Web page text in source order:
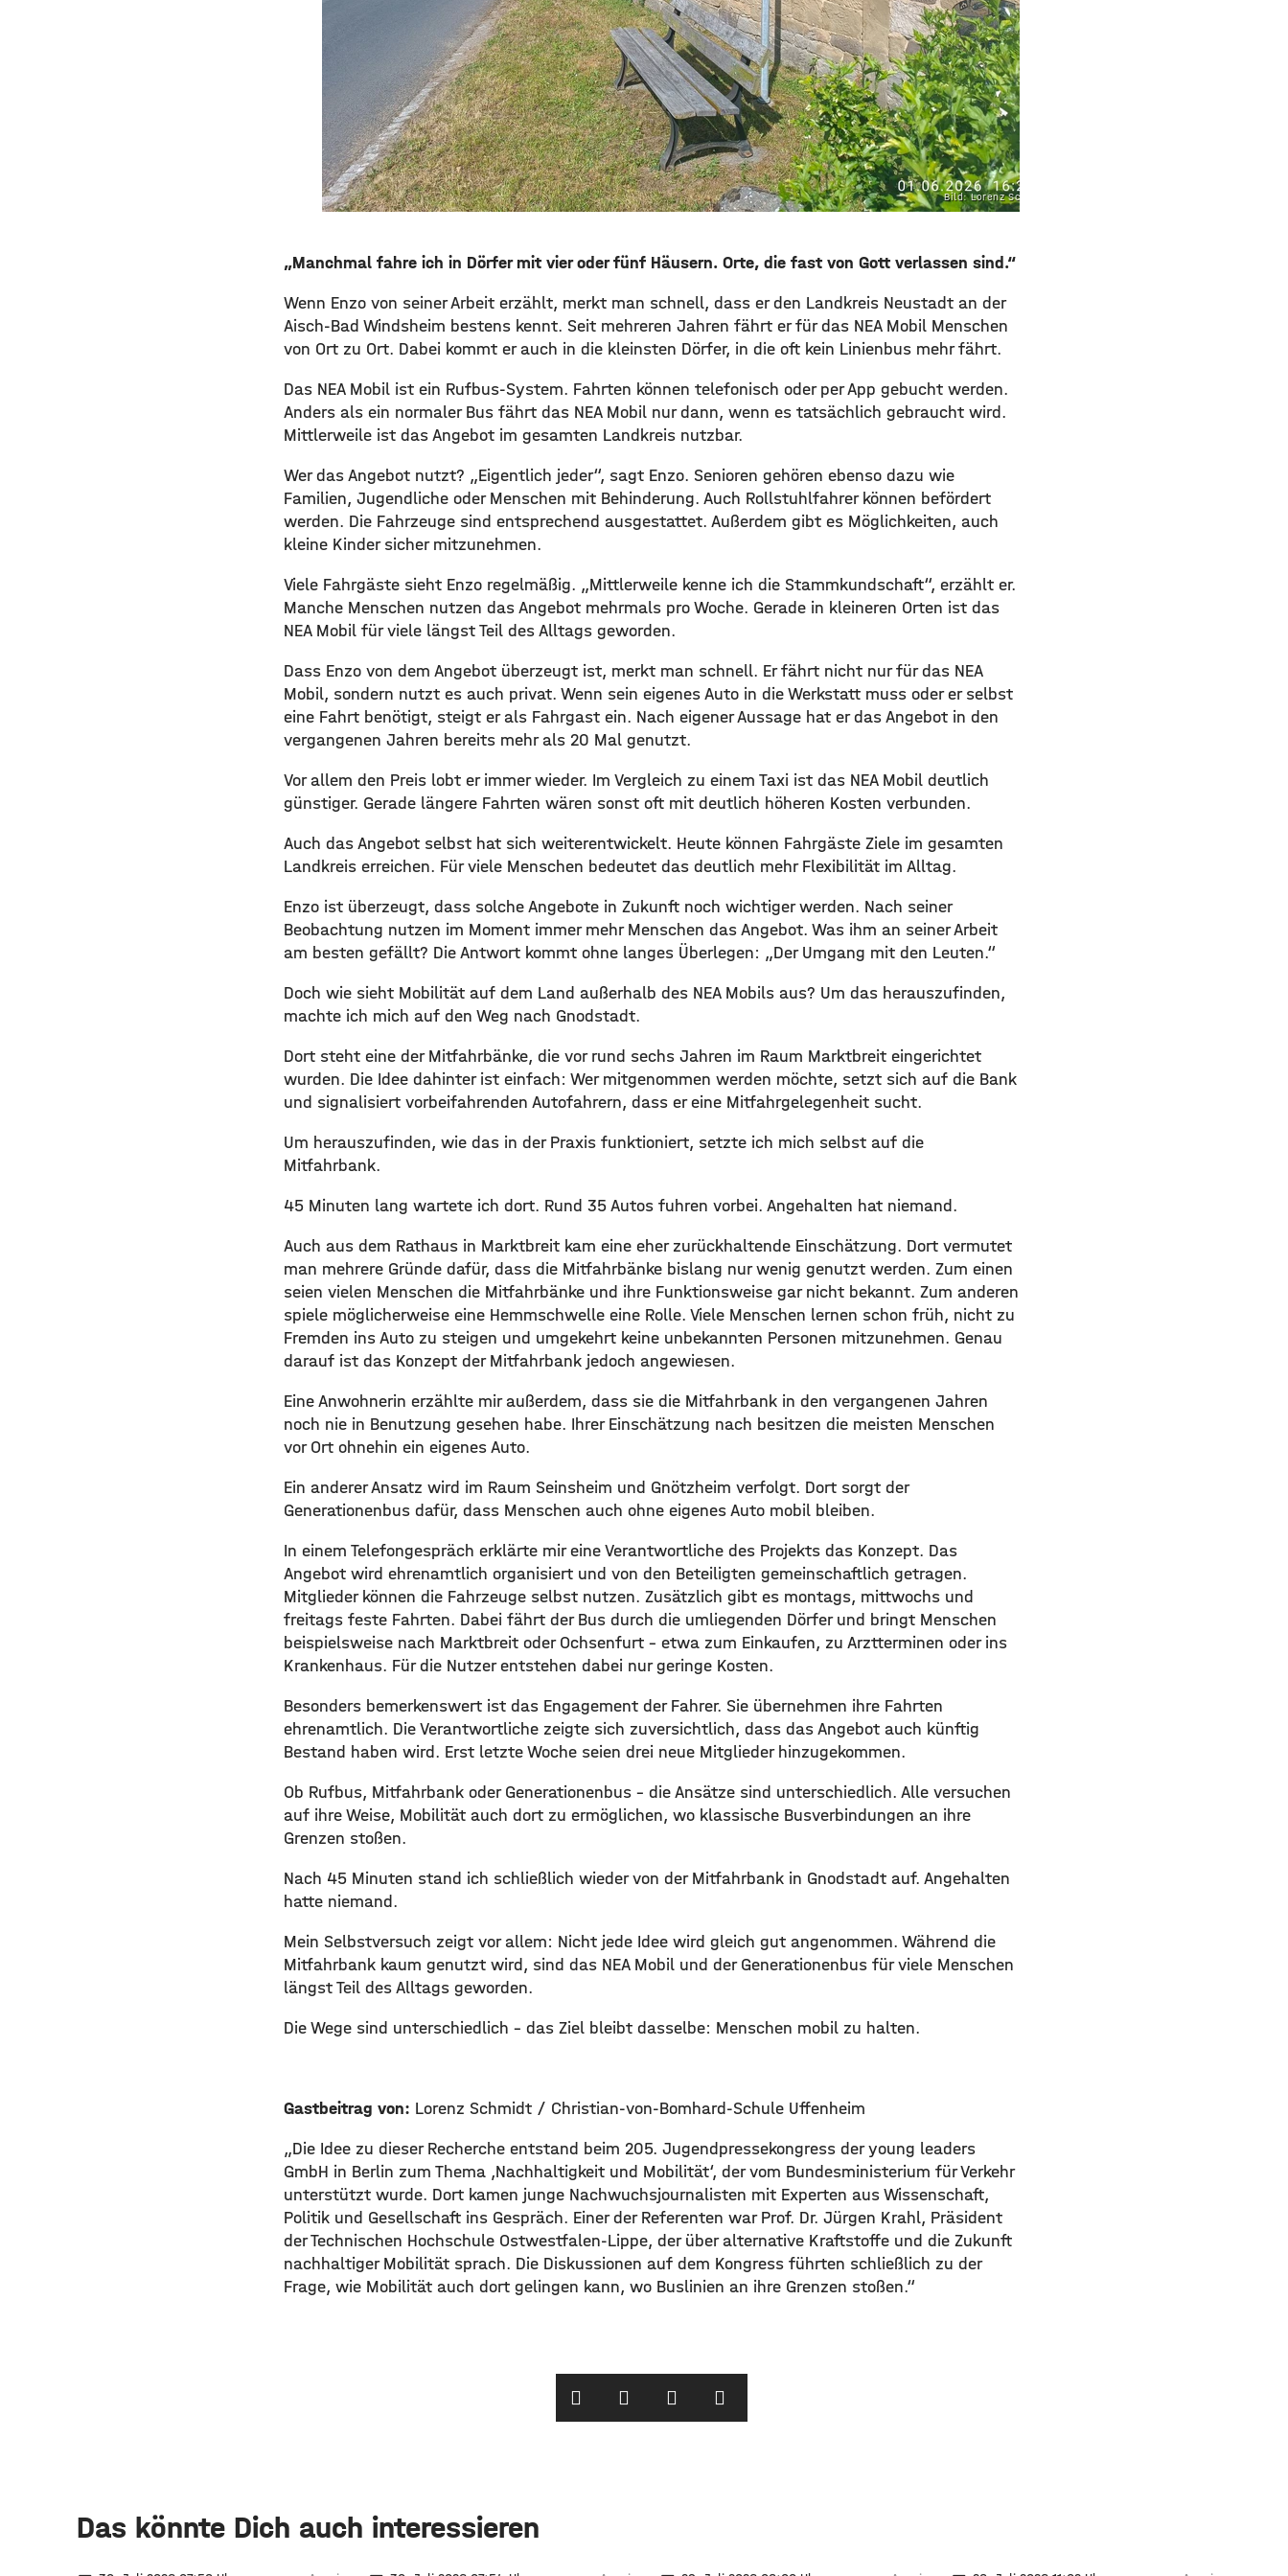
Bild: Lorenz Schmidt
„Manchmal fahre ich in Dörfer mit vier oder fünf Häusern. Orte, die fast von Gott verlassen sind.“
Wenn Enzo von seiner Arbeit erzählt, merkt man schnell, dass er den Landkreis Neustadt an der
Aisch-Bad Windsheim bestens kennt. Seit mehreren Jahren fährt er für das NEA Mobil Menschen
von Ort zu Ort. Dabei kommt er auch in die kleinsten Dörfer, in die oft kein Linienbus mehr fährt.
Das NEA Mobil ist ein Rufbus-System. Fahrten können telefonisch oder per App gebucht werden.
Anders als ein normaler Bus fährt das NEA Mobil nur dann, wenn es tatsächlich gebraucht wird.
Mittlerweile ist das Angebot im gesamten Landkreis nutzbar.
Wer das Angebot nutzt? „Eigentlich jeder“, sagt Enzo. Senioren gehören ebenso dazu wie
Familien, Jugendliche oder Menschen mit Behinderung. Auch Rollstuhlfahrer können befördert
werden. Die Fahrzeuge sind entsprechend ausgestattet. Außerdem gibt es Möglichkeiten, auch
kleine Kinder sicher mitzunehmen.
Viele Fahrgäste sieht Enzo regelmäßig. „Mittlerweile kenne ich die Stammkundschaft“, erzählt er.
Manche Menschen nutzen das Angebot mehrmals pro Woche. Gerade in kleineren Orten ist das
NEA Mobil für viele längst Teil des Alltags geworden.
Dass Enzo von dem Angebot überzeugt ist, merkt man schnell. Er fährt nicht nur für das NEA
Mobil, sondern nutzt es auch privat. Wenn sein eigenes Auto in die Werkstatt muss oder er selbst
eine Fahrt benötigt, steigt er als Fahrgast ein. Nach eigener Aussage hat er das Angebot in den
vergangenen Jahren bereits mehr als 20 Mal genutzt.
Vor allem den Preis lobt er immer wieder. Im Vergleich zu einem Taxi ist das NEA Mobil deutlich
günstiger. Gerade längere Fahrten wären sonst oft mit deutlich höheren Kosten verbunden.
Auch das Angebot selbst hat sich weiterentwickelt. Heute können Fahrgäste Ziele im gesamten
Landkreis erreichen. Für viele Menschen bedeutet das deutlich mehr Flexibilität im Alltag.
Enzo ist überzeugt, dass solche Angebote in Zukunft noch wichtiger werden. Nach seiner
Beobachtung nutzen im Moment immer mehr Menschen das Angebot. Was ihm an seiner Arbeit
am besten gefällt? Die Antwort kommt ohne langes Überlegen: „Der Umgang mit den Leuten.“
Doch wie sieht Mobilität auf dem Land außerhalb des NEA Mobils aus? Um das herauszufinden,
machte ich mich auf den Weg nach Gnodstadt.
Dort steht eine der Mitfahrbänke, die vor rund sechs Jahren im Raum Marktbreit eingerichtet
wurden. Die Idee dahinter ist einfach: Wer mitgenommen werden möchte, setzt sich auf die Bank
und signalisiert vorbeifahrenden Autofahrern, dass er eine Mitfahrgelegenheit sucht.
Um herauszufinden, wie das in der Praxis funktioniert, setzte ich mich selbst auf die
Mitfahrbank.
45 Minuten lang wartete ich dort. Rund 35 Autos fuhren vorbei. Angehalten hat niemand.
Auch aus dem Rathaus in Marktbreit kam eine eher zurückhaltende Einschätzung. Dort vermutet
man mehrere Gründe dafür, dass die Mitfahrbänke bislang nur wenig genutzt werden. Zum einen
seien vielen Menschen die Mitfahrbänke und ihre Funktionsweise gar nicht bekannt. Zum anderen
spiele möglicherweise eine Hemmschwelle eine Rolle. Viele Menschen lernen schon früh, nicht zu
Fremden ins Auto zu steigen und umgekehrt keine unbekannten Personen mitzunehmen. Genau
darauf ist das Konzept der Mitfahrbank jedoch angewiesen.
Eine Anwohnerin erzählte mir außerdem, dass sie die Mitfahrbank in den vergangenen Jahren
noch nie in Benutzung gesehen habe. Ihrer Einschätzung nach besitzen die meisten Menschen
vor Ort ohnehin ein eigenes Auto.
Ein anderer Ansatz wird im Raum Seinsheim und Gnötzheim verfolgt. Dort sorgt der
Generationenbus dafür, dass Menschen auch ohne eigenes Auto mobil bleiben.
In einem Telefongespräch erklärte mir eine Verantwortliche des Projekts das Konzept. Das
Angebot wird ehrenamtlich organisiert und von den Beteiligten gemeinschaftlich getragen.
Mitglieder können die Fahrzeuge selbst nutzen. Zusätzlich gibt es montags, mittwochs und
freitags feste Fahrten. Dabei fährt der Bus durch die umliegenden Dörfer und bringt Menschen
beispielsweise nach Marktbreit oder Ochsenfurt – etwa zum Einkaufen, zu Arztterminen oder ins
Krankenhaus. Für die Nutzer entstehen dabei nur geringe Kosten.
Besonders bemerkenswert ist das Engagement der Fahrer. Sie übernehmen ihre Fahrten
ehrenamtlich. Die Verantwortliche zeigte sich zuversichtlich, dass das Angebot auch künftig
Bestand haben wird. Erst letzte Woche seien drei neue Mitglieder hinzugekommen.
Ob Rufbus, Mitfahrbank oder Generationenbus – die Ansätze sind unterschiedlich. Alle versuchen
auf ihre Weise, Mobilität auch dort zu ermöglichen, wo klassische Busverbindungen an ihre
Grenzen stoßen.
Nach 45 Minuten stand ich schließlich wieder von der Mitfahrbank in Gnodstadt auf. Angehalten
hatte niemand.
Mein Selbstversuch zeigt vor allem: Nicht jede Idee wird gleich gut angenommen. Während die
Mitfahrbank kaum genutzt wird, sind das NEA Mobil und der Generationenbus für viele Menschen
längst Teil des Alltags geworden.
Die Wege sind unterschiedlich – das Ziel bleibt dasselbe: Menschen mobil zu halten.
Gastbeitrag von: Lorenz Schmidt / Christian-von-Bomhard-Schule Uffenheim
„Die Idee zu dieser Recherche entstand beim 205. Jugendpressekongress der young leaders
GmbH in Berlin zum Thema ‚Nachhaltigkeit und Mobilität‘, der vom Bundesministerium für Verkehr
unterstützt wurde. Dort kamen junge Nachwuchsjournalisten mit Experten aus Wissenschaft,
Politik und Gesellschaft ins Gespräch. Einer der Referenten war Prof. Dr. Jürgen Krahl, Präsident
der Technischen Hochschule Ostwestfalen-Lippe, der über alternative Kraftstoffe und die Zukunft
nachhaltiger Mobilität sprach. Die Diskussionen auf dem Kongress führten schließlich zu der
Frage, wie Mobilität auch dort gelingen kann, wo Buslinien an ihre Grenzen stoßen.“
Das könnte Dich auch interessieren